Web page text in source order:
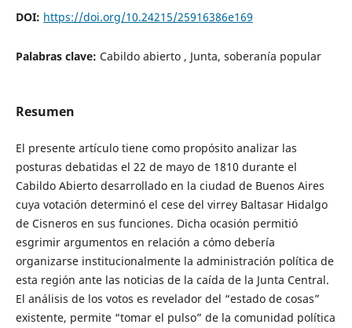
DOI: https://doi.org/10.24215/25916386e169
Palabras clave: Cabildo abierto , Junta, soberanía popular
Resumen
El presente artículo tiene como propósito analizar las
posturas debatidas el 22 de mayo de 1810 durante el
Cabildo Abierto desarrollado en la ciudad de Buenos Aires
cuya votación determinó el cese del virrey Baltasar Hidalgo
de Cisneros en sus funciones. Dicha ocasión permitió
esgrimir argumentos en relación a cómo debería
organizarse institucionalmente la administración política de
esta región ante las noticias de la caída de la Junta Central.
El análisis de los votos es revelador del “estado de cosas”
existente, permite “tomar el pulso” de la comunidad política